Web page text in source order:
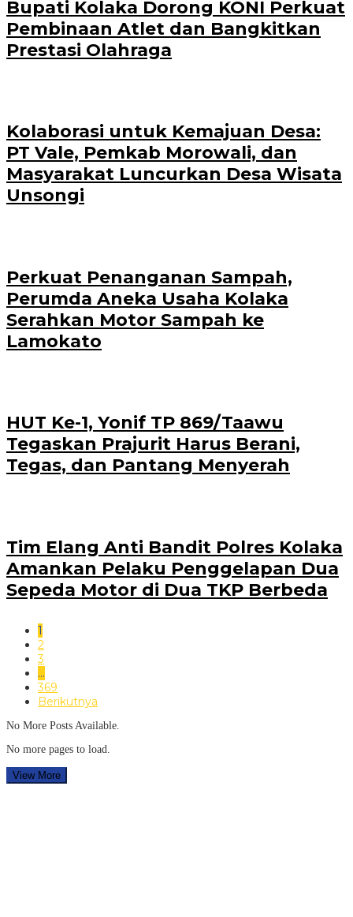
Bupati Kolaka Dorong KONI Perkuat
Pembinaan Atlet dan Bangkitkan
Prestasi Olahraga
Kolaborasi untuk Kemajuan Desa:
PT Vale, Pemkab Morowali, dan
Masyarakat Luncurkan Desa Wisata
Unsongi
Perkuat Penanganan Sampah,
Perumda Aneka Usaha Kolaka
Serahkan Motor Sampah ke
Lamokato
HUT Ke-1, Yonif TP 869/Taawu
Tegaskan Prajurit Harus Berani,
Tegas, dan Pantang Menyerah
Tim Elang Anti Bandit Polres Kolaka
Amankan Pelaku Penggelapan Dua
Sepeda Motor di Dua TKP Berbeda
1
2
3
…
369
Berikutnya
No More Posts Available.
No more pages to load.
View More